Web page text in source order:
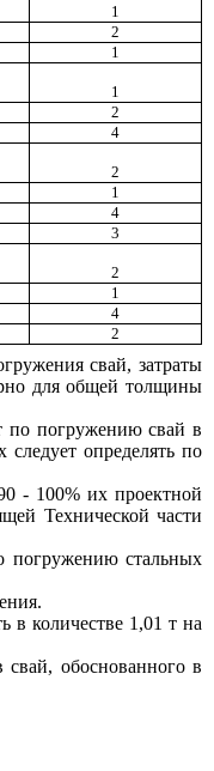
1
2
1
1
2
4
2
1
4
3
2
1
4
2
свай, затраты
для общей толщины
по погружению свай в
определять по
- 100% их проектной
Технической части
погружению стальных
в количестве 1,01 т на
обоснованного в